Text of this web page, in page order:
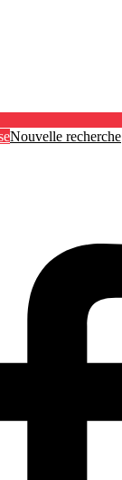
Nouvelle recherche